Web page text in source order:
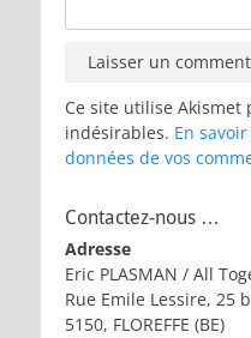
Ce site utilise Akismet
indésirables. En
données de vos
Contactez-nous …
Adresse
Eric PLASMAN / All
Rue Emile Lessire, 25 b
5150, FLOREFFE (BE)